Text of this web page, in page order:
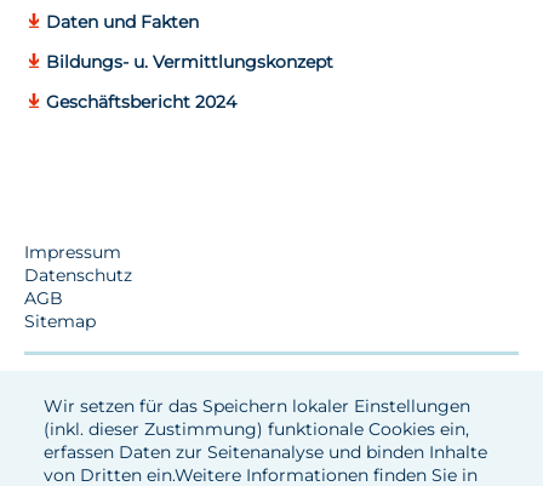
Wir setzen für das Speichern lokaler Einstellungen
(inkl. dieser Zustimmung) funktionale Cookies ein,
erfassen Daten zur Seitenanalyse und binden Inhalte
von Dritten ein.Weitere Informationen finden Sie in
Daten und Fakten
Bildungs- u. Vermittlungskonzept
Geschäftsbericht 2024
Impressum
Datenschutz
AGB
Sitemap